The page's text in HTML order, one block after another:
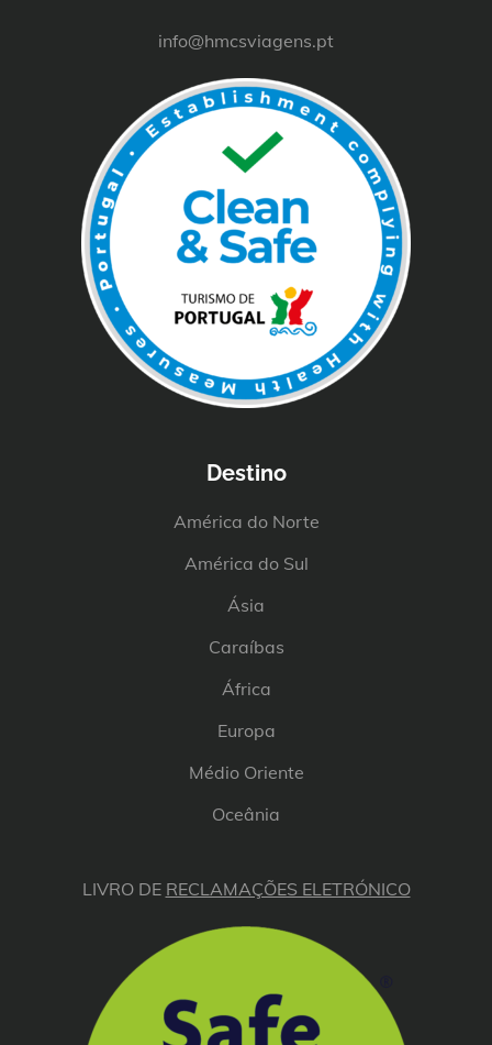
info@hmcsviagens.pt
Destino
América do Norte
América do Sul
Ásia
Caraíbas
África
Europa
Médio Oriente
Oceânia
LIVRO DE RECLAMAÇÕES ELETRÓNICO